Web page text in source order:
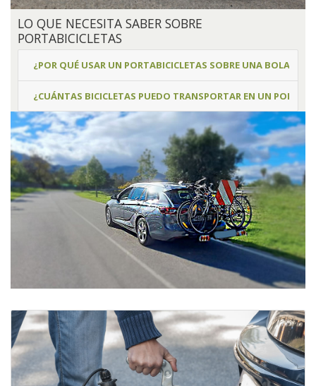
LO QUE NECESITA SABER SOBRE
PORTABICICLETAS
¿POR QUÉ USAR UN PORTABICICLETAS SOBRE UNA BOLA?
¿CUÁNTAS BICICLETAS PUEDO TRANSPORTAR EN UN